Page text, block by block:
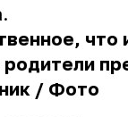
что
родители
/ Фото